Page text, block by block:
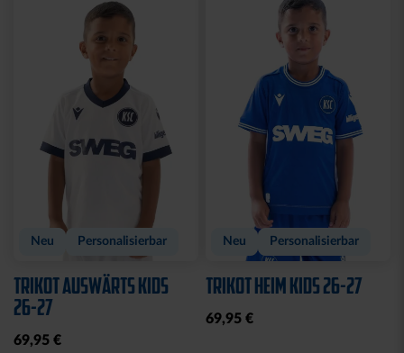
Neu Personalisierbar
TRIKOT AUSWÄRTS KIDS
26-27
69,95 €
Neu Personalisierbar
TRIKOT HEIM KIDS 26-27
69,95 €